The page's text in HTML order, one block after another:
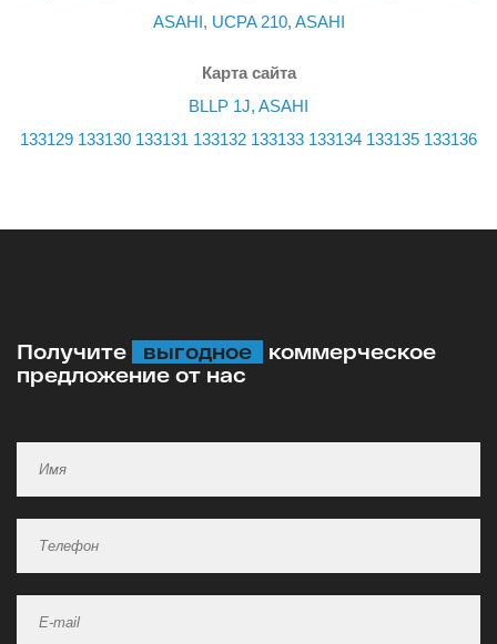
ASAHI, UCPA 210, ASAHI
Карта сайта
BLLP 1J, ASAHI
133129 133130 133131 133132 133133 133134 133135 133136
Получите выгодное
коммерческое
предложение от нас